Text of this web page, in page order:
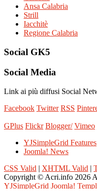
Ansa Calabria
Strill
Iacchitè
Regione Calabria
Social GK5
Social Media
Link ai più diffusi Social
Facebook Twitter RSS
GPlus Flickr Blogger/ Vimeo
YJSimpleGrid Features
Joomla! News
CSS Valid | XHTML Valid |
Copyright © Acri.info 2026
YJSimpleGrid Joomla!